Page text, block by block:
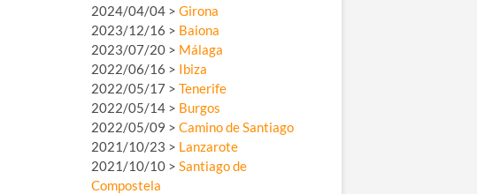
2024/04/04 > Girona
2023/12/16 > Baiona
2023/07/20 > Málaga
2022/06/16 > Ibiza
2022/05/17 > Tenerife
2022/05/14 > Burgos
2022/05/09 > Camino de Santiago
2021/10/23 > Lanzarote
2021/10/10 > Santiago de
Compostela